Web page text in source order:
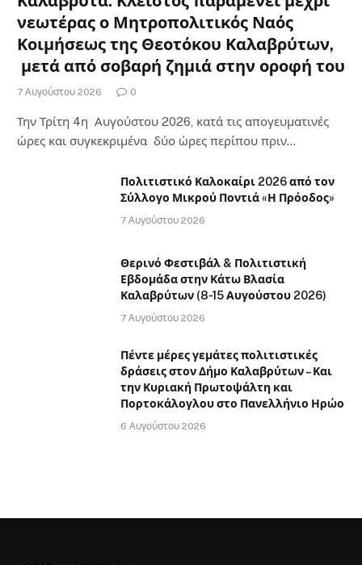
νεωτέρας ο Μητροπολιτικός Ναός
Κοιμήσεως της Θεοτόκου Καλαβρύτων,
μετά από σοβαρή ζημιά στην οροφή του
7 Αυγούστου 2026 0
Την Τρίτη 4η Αυγούστου 2026, κατά τις απογευματινές
ώρες και συγκεκριμένα δύο ώρες περίπου πριν…
Πολιτιστικό Καλοκαίρι 2026 από τον
Σύλλογο Μικρού Ποντιά «Η Πρόοδος»
7 Αυγούστου 2026
Θερινό Φεστιβάλ & Πολιτιστική
Εβδομάδα στην Κάτω Βλασία
Καλαβρύτων (8-15 Αυγούστου 2026)
7 Αυγούστου 2026
Πέντε μέρες γεμάτες πολιτιστικές
δράσεις στον Δήμο Καλαβρύτων – Και
την Κυριακή Πρωτοψάλτη και
Πορτοκάλογλου στο Πανελλήνιο Ηρώο
6 Αυγούστου 2026